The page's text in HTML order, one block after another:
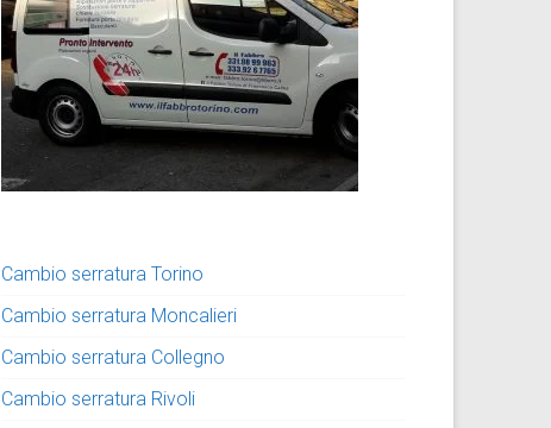
Cambio serratura Torino
Cambio serratura Moncalieri
Cambio serratura Collegno
Cambio serratura Rivoli